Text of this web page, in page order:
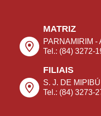
MATRIZ
PARNAMIRIM -
Tel.: (84) 3272-
FILIAIS
S. J. DE
Tel.: (84) 3273-